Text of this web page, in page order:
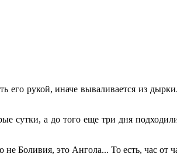
рукой, иначе вываливается из
а до того еще три дня
Боливия, это Ангола... То есть, час от